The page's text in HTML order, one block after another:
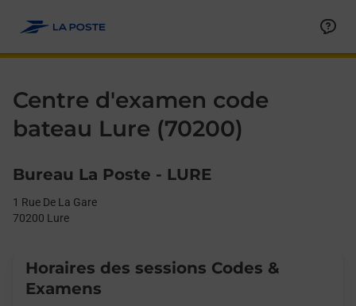
Centre d'examen code
bateau Lure (70200)
Bureau La Poste - LURE
1 Rue De La Gare
70200 Lure
Horaires des sessions Codes &
Examens